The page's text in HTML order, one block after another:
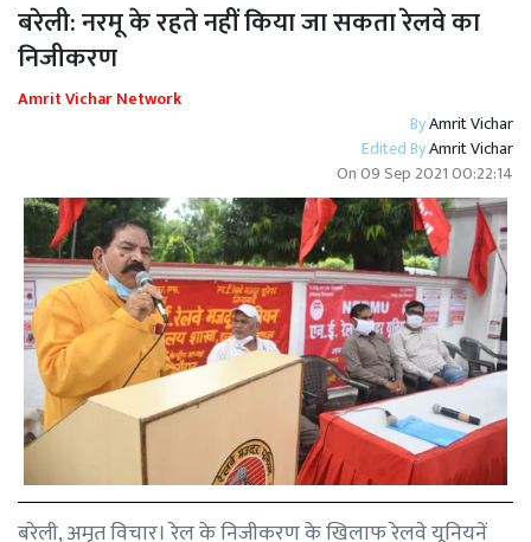
बरेली: नरमू के रहते नहीं किया जा सकता रेलवे का
निजीकरण
Amrit Vichar Network
ByAmrit Vichar
Edited ByAmrit Vichar
On09 Sep 2021 00:22:14
बरेली, अमृत विचार। रेल के निजीकरण के खिलाफ रेलवे यूनियनें